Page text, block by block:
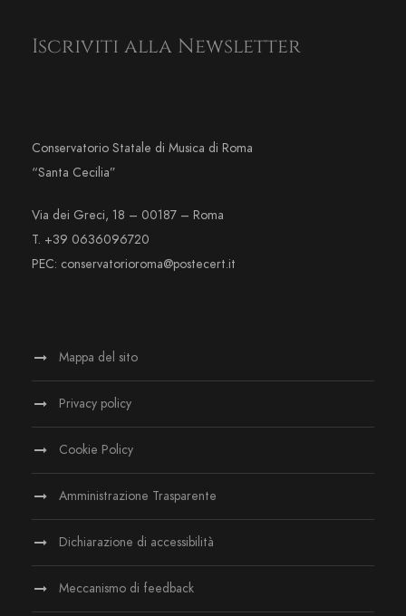
Iscriviti alla Newsletter
Conservatorio Statale di Musica di Roma
“Santa Cecilia”
Via dei Greci, 18 – 00187 – Roma
T. +39 0636096720
PEC: conservatorioroma@postecert.it
Mappa del sito
Privacy policy
Cookie Policy
Amministrazione Trasparente
Dichiarazione di accessibilità
Meccanismo di feedback